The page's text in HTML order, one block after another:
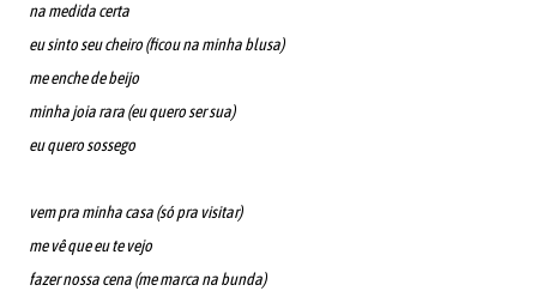
na medida certa
eu sinto seu cheiro (ficou na minha blusa)
me enche de beijo
minha joia rara (eu quero ser sua)
eu quero sossego
vem pra minha casa (só pra visitar)
me vê que eu te vejo
fazer nossa cena (me marca na bunda)